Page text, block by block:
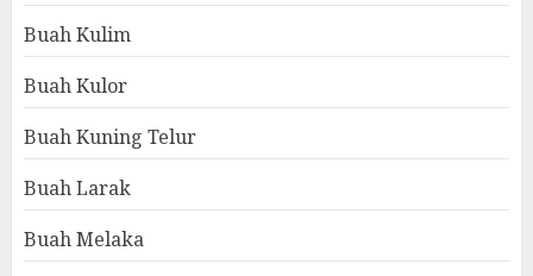
Buah Kulim
Buah Kulor
Buah Kuning Telur
Buah Larak
Buah Melaka